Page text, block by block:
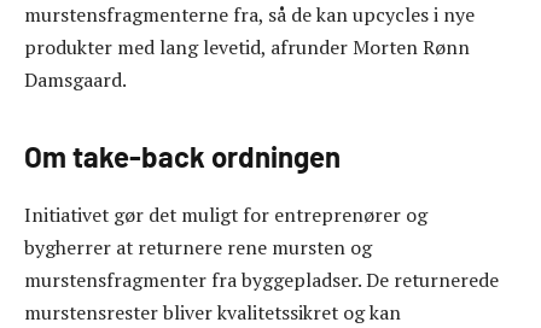
murstensfragmenterne fra, så de kan upcycles i nye
produkter med lang levetid, afrunder Morten Rønn
Damsgaard.
Om take-back ordningen
Initiativet gør det muligt for entreprenører og
bygherrer at returnere rene mursten og
murstensfragmenter fra byggepladser. De returnerede
murstensrester bliver kvalitetssikret og kan